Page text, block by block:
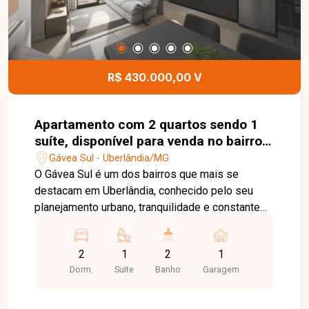
funcional, totalmente reformado e muito bem
localizado no bairro Osvaldo Rezende. Agende
uma visita e venha conhecer todos os detalhes
deste imóvel.
R$ 430.000,00 V
Apartamento com 2 quartos sendo 1
suíte, disponível para venda no bairro
Gávea Sul em Uberlândia-MG
Gávea Sul - Uberlândia/MG
O Gávea Sul é um dos bairros que mais se
destacam em Uberlândia, conhecido pelo seu
planejamento urbano, tranquilidade e constante
principais vias da cidade, além de contar com
uma ampla rede de comércios, supermercados,
escolas, academias e serviços, proporcionando
2
Dorm.
1
Suite
2
Banho
1
Garagem